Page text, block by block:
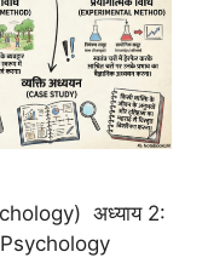
अध्याय 2:
Psychology